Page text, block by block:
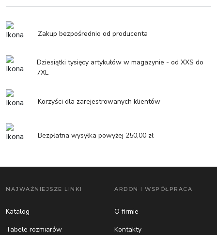
Zakup bezpośrednio od producenta
Dziesiątki tysięcy artykułów w magazynie - od XXS do
7XL
Korzyści dla zarejestrowanych klientów
Bezpłatna wysyłka powyżej 250,00 zł
NAJWAŻNIEJSZE LINKI
Katalog
Tabele rozmiarów
ARDON I WSPÓŁPRACA
O firmie
Kontakty